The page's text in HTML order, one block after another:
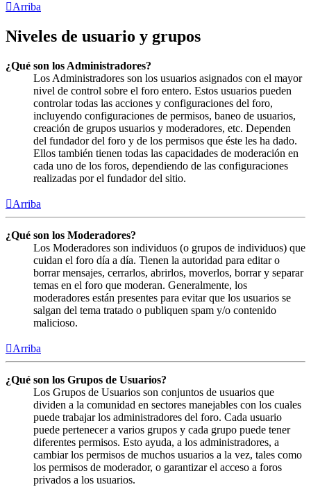
Arriba
Niveles de usuario y grupos
¿Qué son los Administradores?
Los Administradores son los usuarios asignados con el mayor
nivel de control sobre el foro entero. Estos usuarios pueden
controlar todas las acciones y configuraciones del foro,
incluyendo configuraciones de permisos, baneo de usuarios,
creación de grupos usuarios y moderadores, etc. Dependen
del fundador del foro y de los permisos que éste les ha dado.
Ellos también tienen todas las capacidades de moderación en
cada uno de los foros, dependiendo de las configuraciones
realizadas por el fundador del sitio.
Arriba
¿Qué son los Moderadores?
Los Moderadores son individuos (o grupos de individuos) que
cuidan el foro día a día. Tienen la autoridad para editar o
borrar mensajes, cerrarlos, abrirlos, moverlos, borrar y separar
temas en el foro que moderan. Generalmente, los
moderadores están presentes para evitar que los usuarios se
salgan del tema tratado o publiquen spam y/o contenido
malicioso.
Arriba
¿Qué son los Grupos de Usuarios?
Los Grupos de Usuarios son conjuntos de usuarios que
dividen a la comunidad en sectores manejables con los cuales
puede trabajar los administradores del foro. Cada usuario
puede pertenecer a varios grupos y cada grupo puede tener
diferentes permisos. Esto ayuda, a los administradores, a
cambiar los permisos de muchos usuarios a la vez, tales como
los permisos de moderador, o garantizar el acceso a foros
privados a los usuarios.